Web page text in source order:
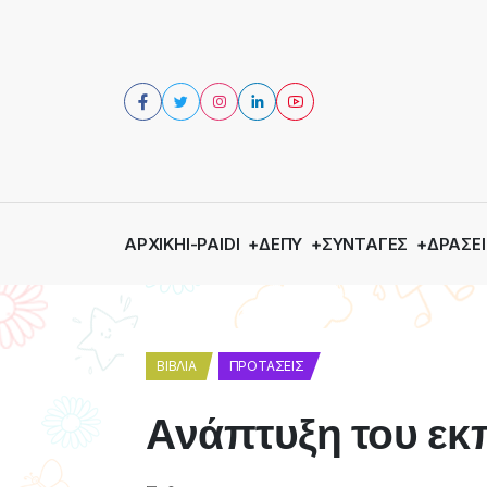
ΑΡΧΙΚΉI-PAIDI ΔΕΠΥ ΣΥΝΤΑΓΈΣ
ΒΙΒΛΊΑ ΠΡΟΤΆΣΕΙΣ
Ανάπτυξη του